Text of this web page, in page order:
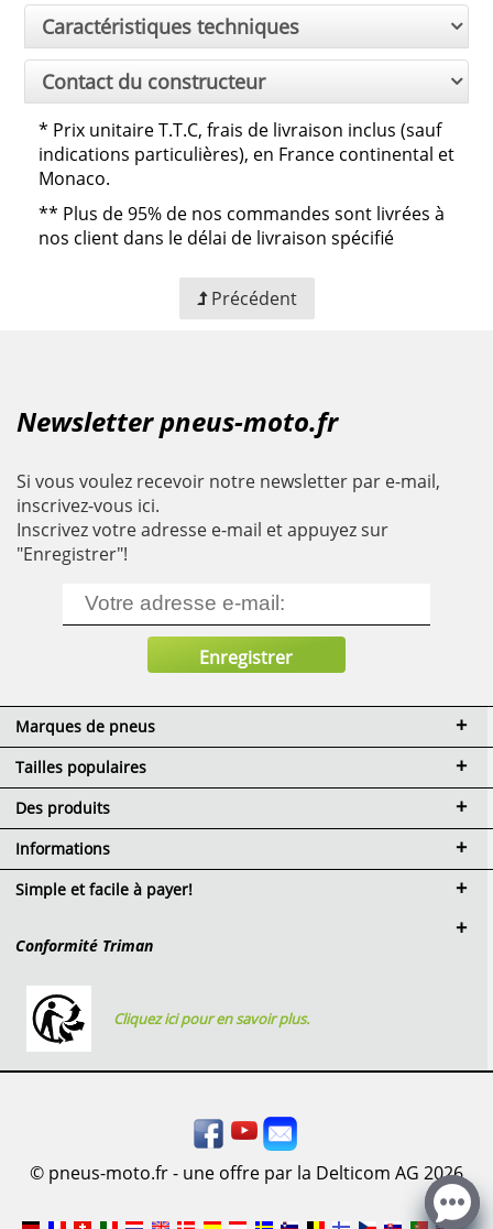
Caractéristiques techniques
Contact du constructeur
* Prix unitaire T.T.C, frais de livraison inclus (sauf
indications particulières), en France continental et
Monaco.
** Plus de 95% de nos commandes sont livrées à
nos client dans le délai de livraison spécifié
Précédent
Newsletter pneus-moto.fr
Si vous voulez recevoir notre newsletter par e-mail,
inscrivez-vous ici.
Inscrivez votre adresse e-mail et appuyez sur
"Enregistrer"!
Marques de pneus
Tailles populaires
Des produits
Informations
Inscription partenaire de
Simple et facile à payer!
Conformité Triman
Cliquez ici pour en savoir plus.
© pneus-moto.fr - une offre par la Delticom AG 2026